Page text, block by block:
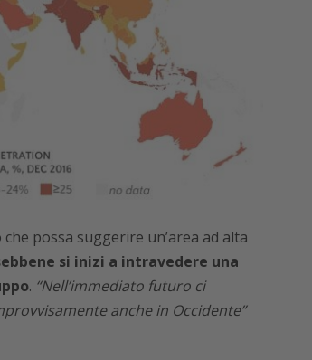
possa suggerire un’area ad alta
si inizi a intravedere una
. “Nell’immediato futuro ci
anche in Occidente”